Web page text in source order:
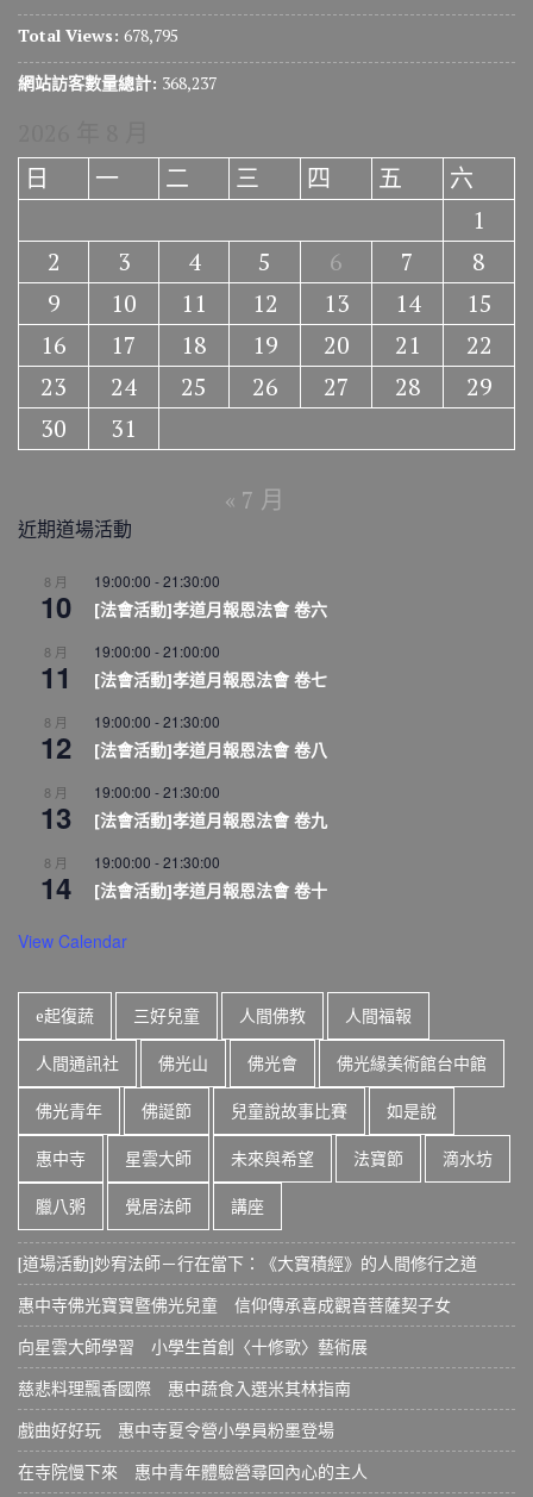
Total Views: 678,795
網站訪客數量總計: 368,237
日
一 二 三 四 五
六
1
2
3 4 5 6 7
8
9
10 11 12 13 14
15
16
17 18 19 20 21
22
23
24 25 26 27 28
29
30
31
« 7 月
近期道場活動
8 月
10
19:00:00 -21:30:00
[法會活動]孝道月報恩法會 卷六
8 月
11
19:00:00 -21:00:00
[法會活動]孝道月報恩法會 卷七
8 月
12
19:00:00 -21:30:00
[法會活動]孝道月報恩法會 卷八
8 月
13
19:00:00 -21:30:00
[法會活動]孝道月報恩法會 卷九
8 月
14
19:00:00 -21:30:00
[法會活動]孝道月報恩法會 卷十
View Calendar
e起復蔬 三好兒童 人間佛教 人間福報
人間通訊社 佛光山 佛光會 佛光緣美術館台中館
佛光青年 佛誕節 兒童說故事比賽 如是說
惠中寺 星雲大師 未來與希望 法寶節 滴水坊
臘八粥 覺居法師 講座
[道場活動]妙宥法師－行在當下：《大寶積經》的人間修行之道
惠中寺佛光寶寶暨佛光兒童 信仰傳承喜成觀音菩薩契子女
向星雲大師學習 小學生首創〈十修歌〉藝術展
慈悲料理飄香國際 惠中蔬食入選米其林指南
戲曲好好玩 惠中寺夏令營小學員粉墨登場
在寺院慢下來 惠中青年體驗營尋回內心的主人